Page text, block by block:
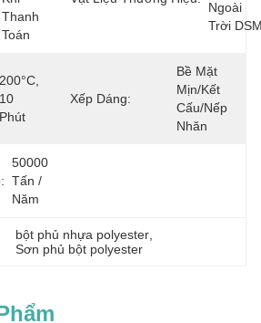
Thanh
Toán
Ngoài
Trời
200°C,
10
Phút
Xếp Dáng:
Bề Mặt
Mịn/kết
Cấu/nếp
Nhăn
50000
Tấn /
Năm
bột phủ nhựa polyester
Sơn phủ bột polyester